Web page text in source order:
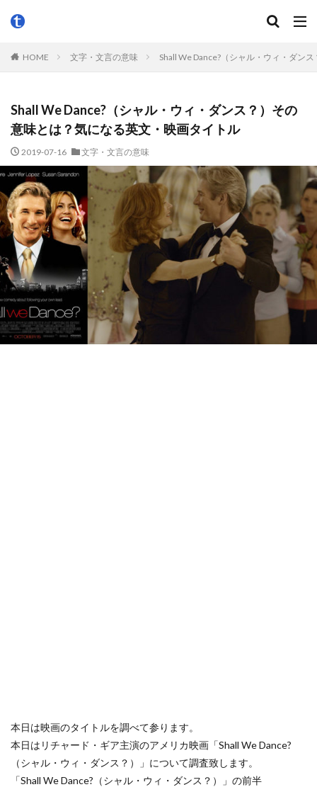
HOME 文字・文言の意味 Shall We Dance?（シャル・ウィ・ダン
Shall We Dance?（シャル・ウィ・ダンス？）その
意味とは？気になる英文・映画タイトル
2019-07-16 文字・文言の意味
本日は映画のタイトルを調べて参ります。
本日はリチャード・ギア主演のアメリカ映画「Shall We Dance?
（シャル・ウィ・ダンス？）」について調査致します。
「Shall We Dance?（シャル・ウィ・ダンス？）」の前半